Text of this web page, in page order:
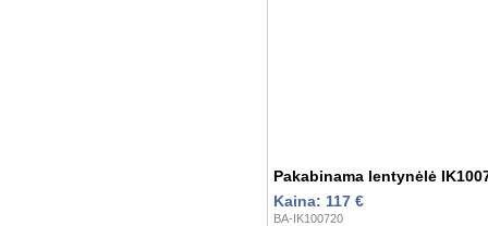
Pakabinama lentynėlė
Kaina: 117 €
BA-IK100720